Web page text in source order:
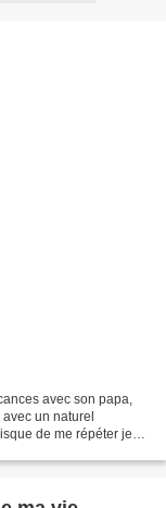
avec son papa,
un naturel
de me répéter je